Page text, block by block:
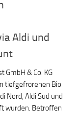
Aldi und
GmbH & Co. KG
tiefgefrorenen Bio
Nord, Aldi Süd und
wurden. Betroffen